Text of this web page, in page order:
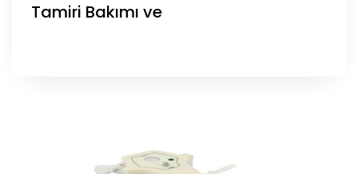
Tamiri Bakımı ve